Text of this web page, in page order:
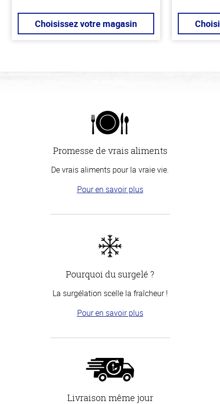
Choisissez votre magasin
Promesse de vrais aliments
De vrais aliments pour la vraie vie.
Pour en savoir plus
Pourquoi du surgelé ?
La surgélation scelle la fraîcheur !
Pour en savoir plus
Livraison même jour